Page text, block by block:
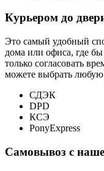
Курьером до
Это самый удобный
дома или офиса, где
только согласовать
можете выбрать
СДЭК
DPD
КСЭ
PonyExpress
Самовывоз с